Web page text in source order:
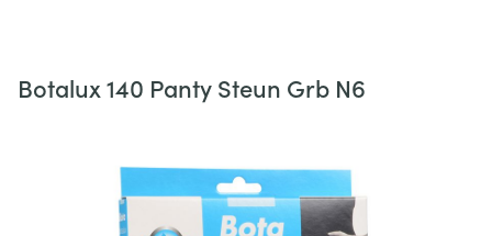
Botalux 140 Panty Steun Grb N6